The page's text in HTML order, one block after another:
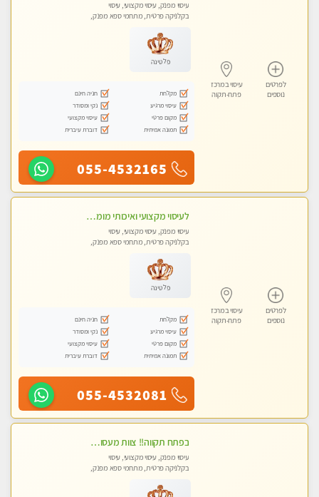
לפרטים
נוספים
עיסוי במרכז
פתח-תקוה
עיסוי מפנק, עיסוי מקצועי, עיסוי
בקלניקה פרטית, מתחמי ספא מפנק,
פלטינה
מקלחת
חניה חינם
עיסוי מרגיע
נקי ומסודר
מקום פרטי
עיסוי מקצועי
תמונה אמיתית
דוברת עיברית
055-4532165
לפרטים
נוספים
עיסוי במרכז
פתח-תקוה
לעיסוי מקצועי ואיכותי מומלץ מאוד!! ממתינה לך שתגיע , מעסה פרטית … ❤️
עיסוי מפנק, עיסוי מקצועי, עיסוי
בקלניקה פרטית, מתחמי ספא מפנק,
פלטינה
מקלחת
חניה חינם
עיסוי מרגיע
נקי ומסודר
מקום פרטי
עיסוי מקצועי
תמונה אמיתית
דוברת עיברית
055-4532081
‏בפתח תקווה!! ‏צוות מעסות נאות!! ‏לעיסוי מקצועי מושלם ומפנק !! ‏ מכבדים כרטיסי אשראי- מעסות אלופות פרטי! טל- 03-9040343
עיסוי מפנק, עיסוי מקצועי, עיסוי
בקלניקה פרטית, מתחמי ספא מפנק,